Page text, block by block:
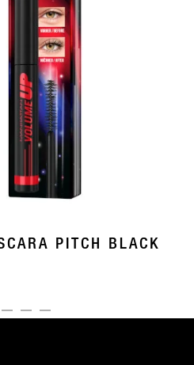
PITCH BLACK
01 (CURRENT SLIDE)
ITEM 02ITEM 03ITEM 04